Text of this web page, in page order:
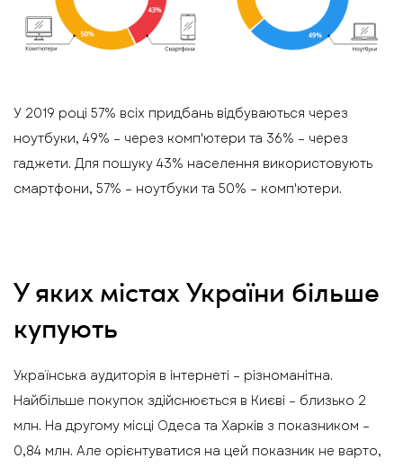
У 2019 році 57% всіх придбань відбуваються через
ноутбуки, 49% – через комп'ютери та 36% – через
гаджети. Для пошуку 43% населення використовують
смартфони, 57% – ноутбуки та 50% – комп'ютери.
У яких містах України більше
купують
Українська аудиторія в інтернеті – різноманітна.
Найбільше покупок здійснюється в Києві – близько 2
млн. На другому місці Одеса та Харків з показником –
0,84 млн. Але орієнтуватися на цей показник не варто,